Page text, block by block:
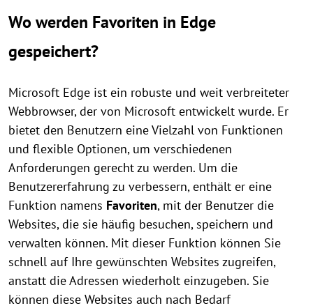
Wo werden Favoriten in Edge
gespeichert?
Microsoft Edge ist ein robuste und weit verbreiteter
Webbrowser, der von Microsoft entwickelt wurde. Er
bietet den Benutzern eine Vielzahl von Funktionen
und flexible Optionen, um verschiedenen
Anforderungen gerecht zu werden. Um die
Benutzererfahrung zu verbessern, enthält er eine
Funktion namens Favoriten, mit der Benutzer die
Websites, die sie häufig besuchen, speichern und
verwalten können. Mit dieser Funktion können Sie
schnell auf Ihre gewünschten Websites zugreifen,
anstatt die Adressen wiederholt einzugeben. Sie
können diese Websites auch nach Bedarf